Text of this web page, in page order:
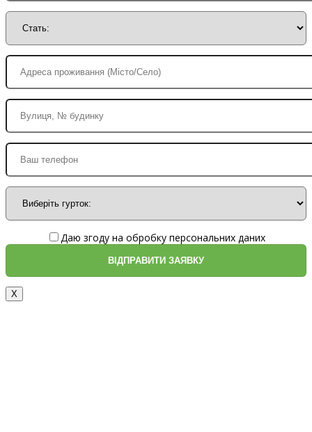
Даю згоду на обробку персональних даних
X